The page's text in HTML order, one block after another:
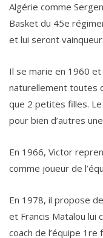
Algérie comme
Basket du 45e
et lui seront
Il se marie en 1960
naturellement toutes
que 2 petites filles. Le
pour bien d’autres
En 1966, Victor
comme joueur de
En 1978, il propose
et Francis Matalou lui
coach de l’équipe